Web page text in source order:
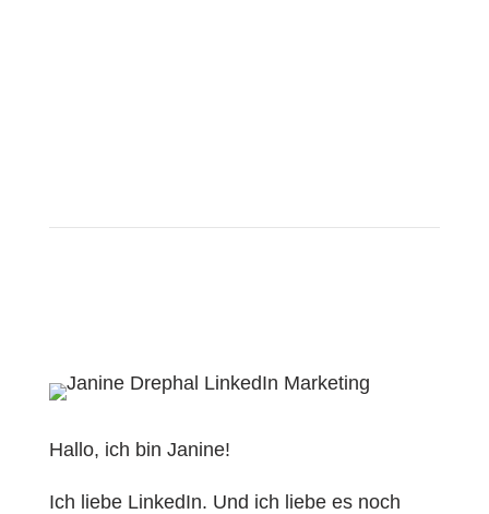
Hallo, ich bin Janine!
Ich liebe LinkedIn. Und ich liebe es noch